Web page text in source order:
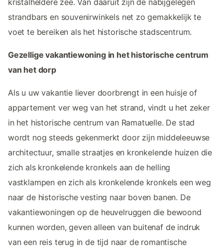
strandbars en souvenirwinkels net zo gemakkelijk te
voet te bereiken als het historische stadscentrum.
Gezellige vakantiewoning in het historische centrum
van het dorp
Als u uw vakantie liever doorbrengt in een huisje of
appartement ver weg van het strand, vindt u het zeker
in het historische centrum van Ramatuelle. De stad
wordt nog steeds gekenmerkt door zijn middeleeuwse
architectuur, smalle straatjes en kronkelende huizen die
zich als kronkelende kronkels aan de helling
vastklampen en zich als kronkelende kronkels een weg
naar de historische vesting naar boven banen. De
vakantiewoningen op de heuvelruggen die bewoond
kunnen worden, geven alleen van buitenaf de indruk
van een reis terug in de tijd naar de romantische